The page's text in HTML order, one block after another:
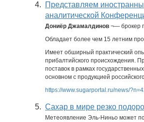
4.
Представляем
аналитической
Дониёр Джамалдинов ¬— брокер
Обладает более чем 15 летним
Имеет обширный практический
прибалтийского происхождения.
поставок в рамках
основном с продукцией
https://www.sugarportal.ru/news/
5. Сахар в мире резко
Метеоявление Эль-Ниньо может